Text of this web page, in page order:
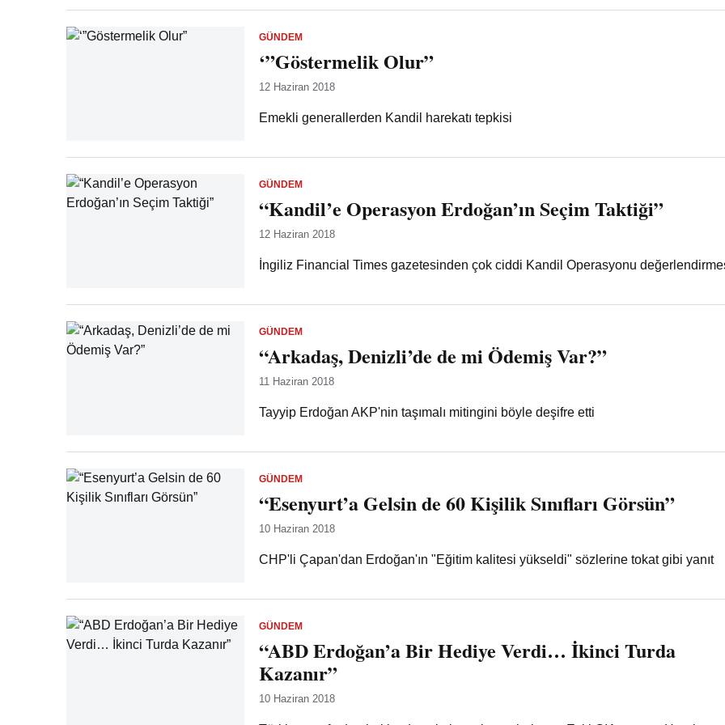
GÜNDEM
‘”Göstermelik Olur”
12 Haziran 2018
Emekli generallerden Kandil harekatı tepkisi
GÜNDEM
“Kandil’e Operasyon Erdoğan’ın Seçim Taktiği”
12 Haziran 2018
İngiliz Financial Times gazetesinden çok ciddi Kandil Operasyonu
GÜNDEM
“Arkadaş, Denizli’de de mi Ödemiş Var?”
11 Haziran 2018
Tayyip Erdoğan AKP'nin taşımalı mitingini böyle deşifre etti
GÜNDEM
“Esenyurt’a Gelsin de 60 Kişilik Sınıfları Görsün”
10 Haziran 2018
CHP'li Çapan'dan Erdoğan'ın "Eğitim kalitesi yükseldi" sözlerine tokat gibi yanıt
GÜNDEM
“ABD Erdoğan’a Bir Hediye Verdi… İkinci Turda
Kazanır”
10 Haziran 2018